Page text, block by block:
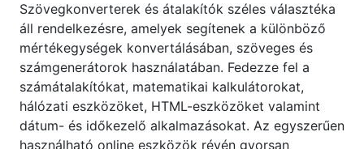
Szövegkonverterek és átalakítók széles választéka
áll rendelkezésre, amelyek segítenek a különböző
mértékegységek konvertálásában, szöveges és
számgenerátorok használatában. Fedezze fel a
számátalakítókat, matematikai kalkulátorokat,
hálózati eszközöket, HTML-eszközöket valamint
dátum- és időkezelő alkalmazásokat. Az egyszerűen
használható online eszközök révén gyorsan